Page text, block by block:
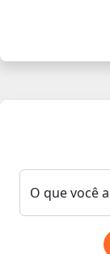
O que você